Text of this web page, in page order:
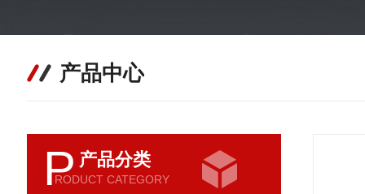
产品中心
P 产品分类
RODUCT CATEGORY